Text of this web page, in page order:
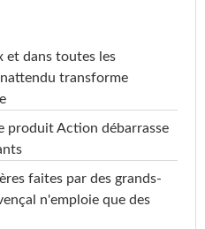
et dans toutes les
transforme
produit Action débarrasse
faites par des grands-
n'emploie que des